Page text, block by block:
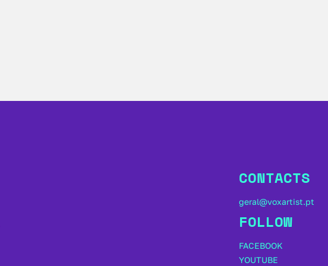
CONTACTS
geral@voxartist.pt
FOLLOW
FACEBOOK
YOUTUBE